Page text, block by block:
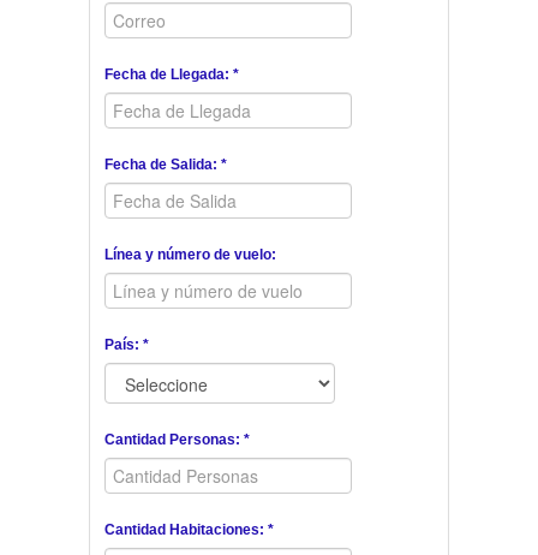
Fecha de Llegada: *
Fecha de Salida: *
Línea y número de vuelo:
País: *
Cantidad Personas: *
Cantidad Habitaciones: *